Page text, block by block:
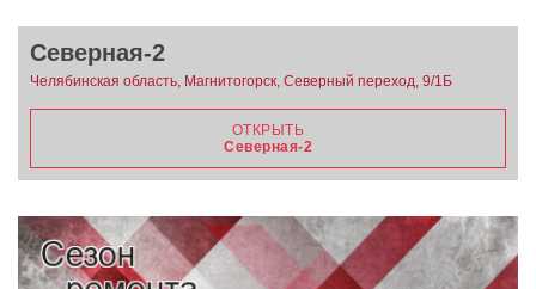
Северная-2
Челябинская область, Магнитогорск, Северный переход, 9/1Б
ОТКРЫТЬ
Северная-2